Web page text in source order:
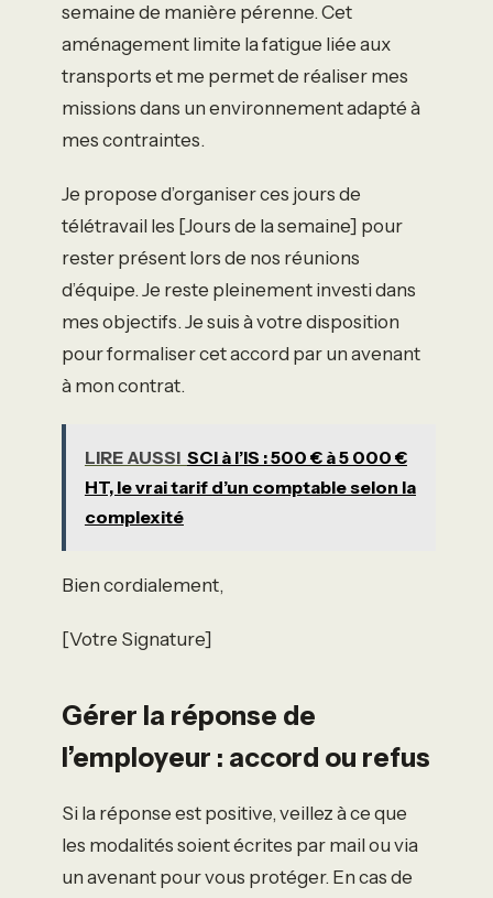
semaine de manière pérenne. Cet
aménagement limite la fatigue liée aux
transports et me permet de réaliser mes
missions dans un environnement adapté à
mes contraintes.
Je propose d’organiser ces jours de
télétravail les [Jours de la semaine] pour
rester présent lors de nos réunions
d’équipe. Je reste pleinement investi dans
mes objectifs. Je suis à votre disposition
pour formaliser cet accord par un avenant
à mon contrat.
LIRE AUSSI SCI à l’IS : 500 € à 5 000 €
HT, le vrai tarif d’un comptable selon la
complexité
Bien cordialement,
[Votre Signature]
Gérer la réponse de
l’employeur : accord ou refus
Si la réponse est positive, veillez à ce que
les modalités soient écrites par mail ou via
un avenant pour vous protéger. En cas de